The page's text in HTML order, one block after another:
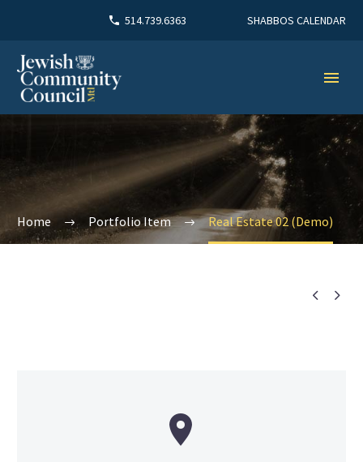
514.739.6363 SHABBOS CALENDAR
Home Portfolio Item Real Estate 02 (Demo)
 

